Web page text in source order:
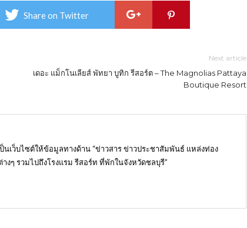
Share on Twitter
Next article
เดอะ แม็กโนเลียส์ พัทยา บูทิก รีสอร์ต – The Magnolias Pattaya
Boutique Resort
นเว็บไซต์ให้ข้อมูลทางด้าน “ข่าวสาร ข่าวประชาสัมพันธ์ แหล่งท่อง
งๆ รวมไปถึงโรงแรม รีสอร์ท ที่พักในจังหวัดชลบุรี”